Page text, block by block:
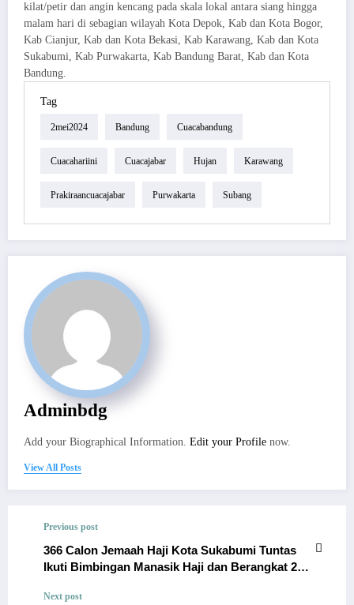
kilat/petir dan angin kencang pada skala lokal antara siang hingga
malam hari di sebagian wilayah Kota Depok, Kab dan Kota Bogor,
Kab Cianjur, Kab dan Kota Bekasi, Kab Karawang, Kab dan Kota
Sukabumi, Kab Purwakarta, Kab Bandung Barat, Kab dan Kota
Bandung.
Tag
2mei2024 Bandung Cuacabandung
Cuacahariini Cuacajabar Hujan Karawang
Prakiraancuacajabar Purwakarta Subang
Adminbdg
Add your Biographical Information. Edit your Profile now.
View All Posts
Previous post
366 Calon Jemaah Haji Kota Sukabumi Tuntas
Ikuti Bimbingan Manasik Haji dan Berangkat 27
Next post